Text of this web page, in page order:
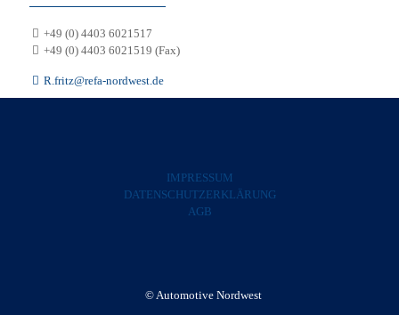
+49 (0) 4403 6021517
+49 (0) 4403 6021519 (Fax)
R.fritz@refa-nordwest.de
IMPRESSUM
DATENSCHUTZERKLÄRUNG
AGB
© Automotive Nordwest